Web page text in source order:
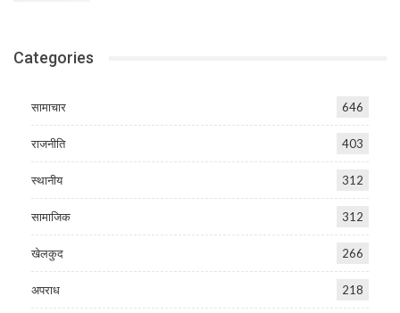
Categories
सामाचार 646
राजनीति 403
स्थानीय 312
सामाजिक 312
खेलकुद 266
अपराध 218